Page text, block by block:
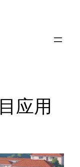
应用